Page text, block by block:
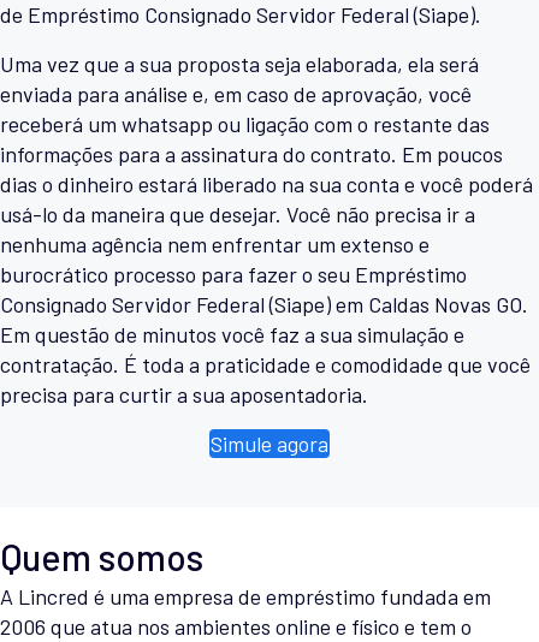
de Empréstimo Consignado Servidor Federal (Siape).
Uma vez que a sua proposta seja elaborada, ela será
enviada para análise e, em caso de aprovação, você
receberá um whatsapp ou ligação com o restante das
informações para a assinatura do contrato. Em poucos
dias o dinheiro estará liberado na sua conta e você poderá
usá-lo da maneira que desejar. Você não precisa ir a
nenhuma agência nem enfrentar um extenso e
burocrático processo para fazer o seu Empréstimo
Consignado Servidor Federal (Siape) em Caldas Novas GO.
Em questão de minutos você faz a sua simulação e
contratação. É toda a praticidade e comodidade que você
precisa para curtir a sua aposentadoria.
Simule agora
Quem somos
A Lincred é uma empresa de empréstimo fundada em
2006 que atua nos ambientes online e físico e tem o